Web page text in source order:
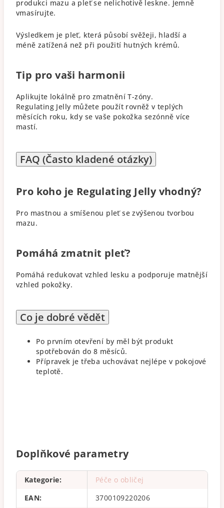
produkci mazu a pleť se nelichotivě leskne. Jemně
vmasírujte.
Výsledkem je pleť, která působí svěžeji, hladší a
méně zatížená než při použití hutných krémů.
Tip pro vaši harmonii
Aplikujte lokálně pro zmatnění T-zóny.
Regulating Jelly můžete použít rovněž v teplých
měsících roku, kdy se vaše pokožka sezónně více
mastí.
FAQ (Často kladené otázky)
Pro koho je Regulating Jelly vhodný?
Pro mastnou a smíšenou pleť se zvýšenou tvorbou
mazu.
Pomáhá zmatnit pleť?
Pomáhá redukovat vzhled lesku a podporuje matnější
vzhled pokožky.
Co je dobré vědět
Po prvním otevření by měl být produkt
spotřebován do 8 měsíců.
Přípravek je třeba uchovávat nejlépe v pokojové
teplotě.
Doplňkové parametry
Kategorie:
Péče o obličej
EAN: 3700109220206